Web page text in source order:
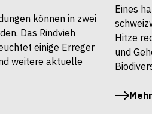
können in zwei
Das Rindvieh
einige Erreger
weitere aktuelle
Eines
Hitze
und